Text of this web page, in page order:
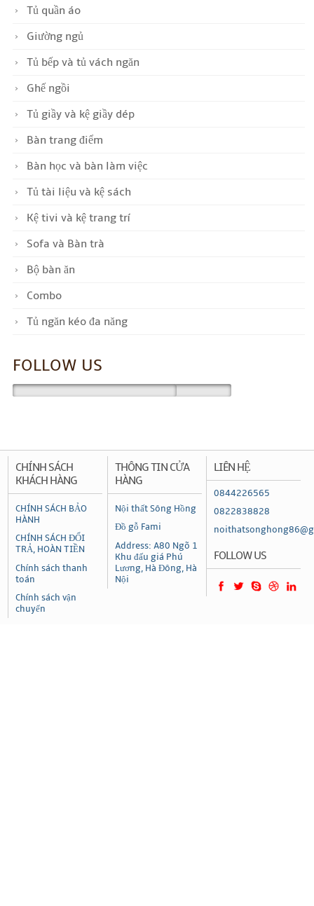
Tủ quần áo
Giường ngủ
Tủ bếp và tủ vách ngăn
Ghế ngồi
Tủ giầy và kệ giầy dép
Bàn trang điểm
Bàn học và bàn làm việc
Tủ tài liệu và kệ sách
Kệ tivi và kệ trang trí
Sofa và Bàn trà
Bộ bàn ăn
Combo
Tủ ngăn kéo đa năng
FOLLOW US
CHÍNH SÁCH
KHÁCH HÀNG
CHÍNH SÁCH BẢO
HÀNH
CHÍNH SÁCH ĐỔI
TRẢ, HOÀN TIỀN
Chính sách thanh
toán
Chính sách vận
chuyển
THÔNG TIN CỬA
HÀNG
Nội thất Sông Hồng
Đồ gỗ Fami
Address: A80 Ngõ 1
Khu đấu giá Phú
Lương, Hà Đông, Hà
Nội
LIÊN HỆ
0844226565
0822838828
FOLLOW US